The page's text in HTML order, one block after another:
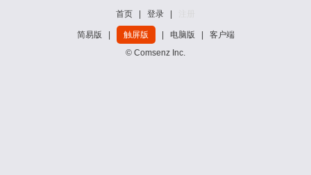
首页 登录
简易版 触屏版 电脑版
客户端
© Comsenz Inc.